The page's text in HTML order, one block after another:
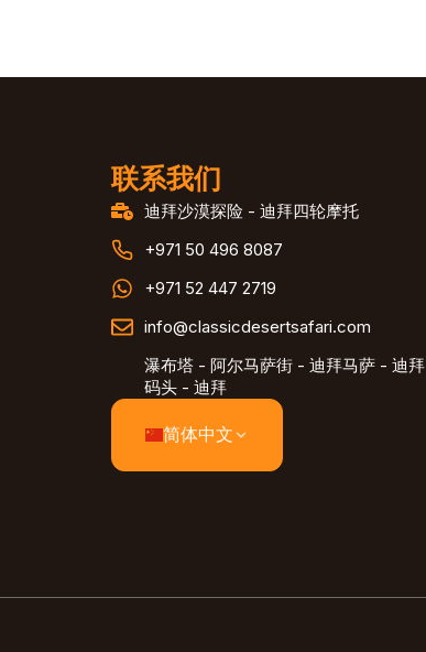
联系我们
迪拜沙漠探险 - 迪拜四轮摩托
+971 50 496 8087
+971 52 447 2719
info@classicdesertsafari.com
瀑布塔 - 阿尔马萨街 - 迪拜马萨 - 迪拜
码头 - 迪拜
简体中文